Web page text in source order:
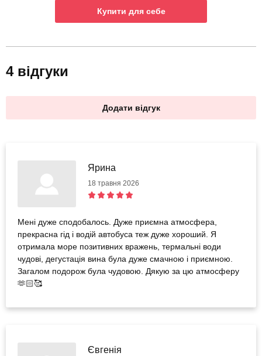
Купити для себе
4 відгуки
Додати відгук
Ярина
18 травня 2026
Мені дуже сподобалось. Дуже приємна атмосфера,
прекрасна гід і водій автобуса теж дуже хороший. Я
отримала море позитивних вражень, термальні води
чудові, дегустація вина була дуже смачною і приємною.
Загалом подорож була чудовою. Дякую за цю атмосферу
🫶🏻🥰
Євгенія